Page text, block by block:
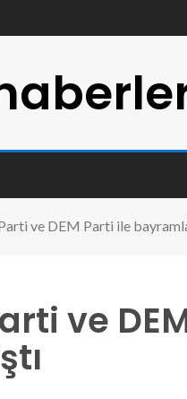
ve DEM Parti ile
ve